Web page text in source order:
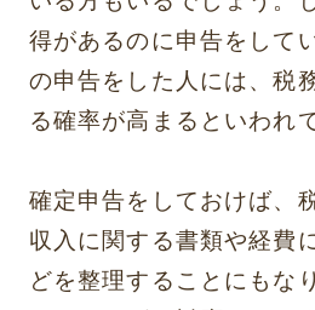
得があるのに申告をして
の申告をした人には、税
る確率が高まるといわれ
確定申告をしておけば、
収入に関する書類や経費
どを整理することにもな